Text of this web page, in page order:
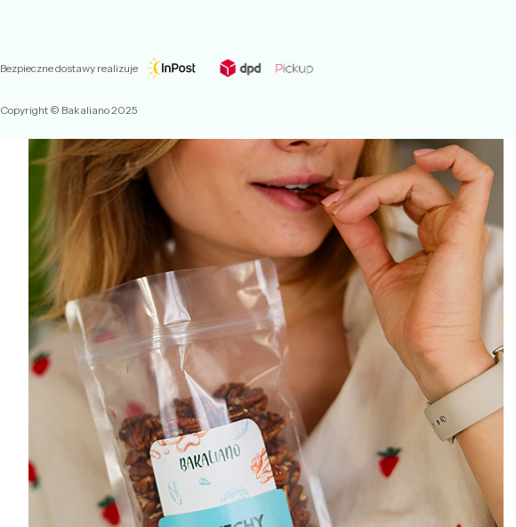
Bezpieczne dostawy realizuje
Copyright © Bakaliano 2025